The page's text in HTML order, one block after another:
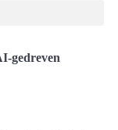
gedreven